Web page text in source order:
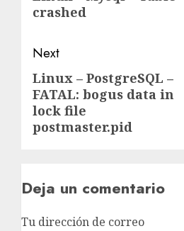
post:
crashed
Next
Next
post:
Linux – PostgreSQL –
FATAL: bogus data in
lock file
postmaster.pid
Deja un comentario
Tu dirección de correo